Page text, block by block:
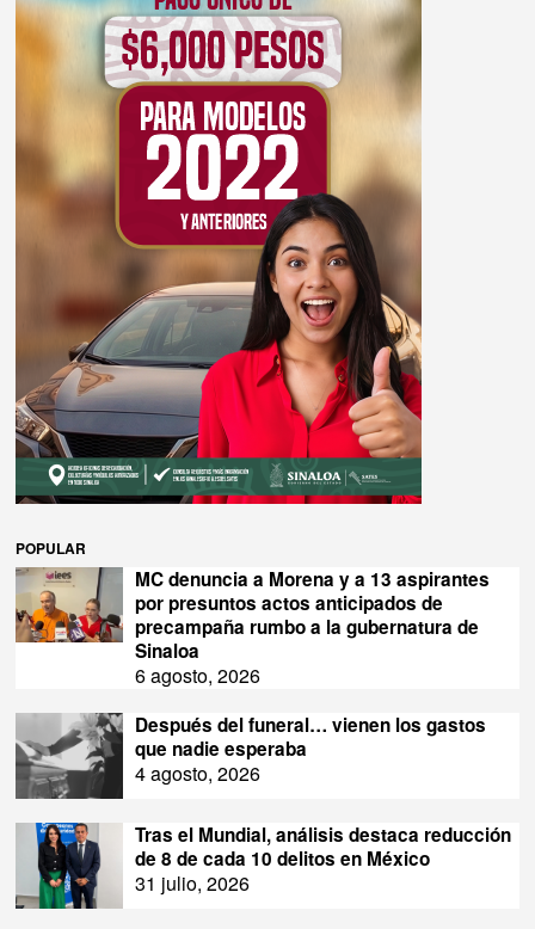
POPULAR
MC denuncia a Morena y a 13 aspirantes
por presuntos actos anticipados de
precampaña rumbo a la gubernatura de
Sinaloa
6 agosto, 2026
Después del funeral… vienen los gastos
que nadie esperaba
4 agosto, 2026
Tras el Mundial, análisis destaca reducción
de 8 de cada 10 delitos en México
31 julio, 2026